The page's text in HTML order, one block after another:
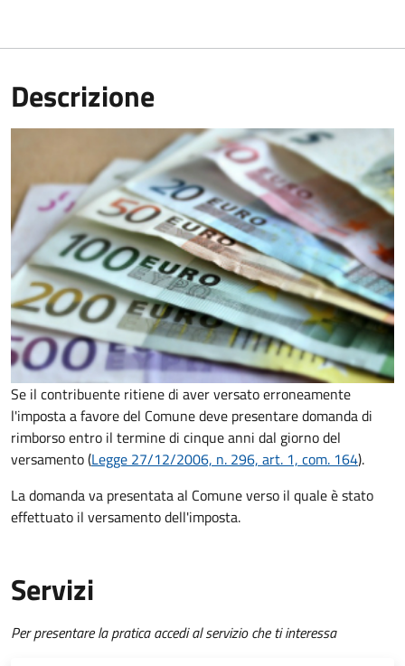
Descrizione
Se il contribuente ritiene di aver versato erroneamente
l'imposta a favore del Comune deve presentare domanda di
rimborso entro il termine di cinque anni dal giorno del
versamento (Legge 27/12/2006, n. 296, art. 1, com. 164).
La domanda va presentata al Comune verso il quale è stato
effettuato il versamento dell'imposta.
Servizi
Per presentare la pratica accedi al servizio che ti interessa